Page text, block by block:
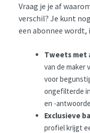
Vraag je je af
verschil? Je kunt
een abonnee
Tweets met
van de maker
voor
ongefilterde
en -
Exclusieve
profiel krijgt